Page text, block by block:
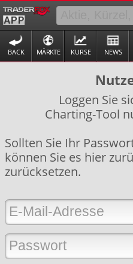
BACK MÄRKTE KURSE NEWS
Loggen Sie
Charting-Tool
Sollten Sie Ihr
können Sie es hier
zurücksetzen.